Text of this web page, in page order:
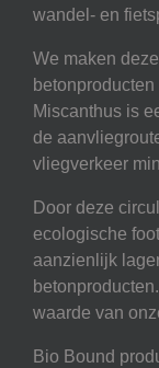
wandel- en
We maken
Miscanthus is
de
vliegverkeer
Door deze
ecologische
aanzienlijk
waarde van
Bio Bound